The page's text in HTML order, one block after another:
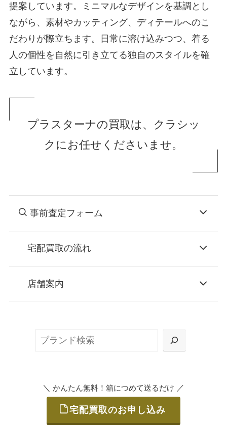
提案しています。ミニマルなデザインを基調とし
ながら、素材やカッティング、ディテールへのこ
だわりが際立ちます。日常に溶け込みつつ、着る
人の個性を自然に引き立てる独自のスタイルを確
立しています。
プラスターナの買取は、クラシッ
クにお任せくださいませ。
事前査定フォーム
宅配買取の流れ
お申込み
または梱包材不要の「集荷申込」からお選び
ご発送
店舗案内
＼ かんたん無料！箱につめて送るだけ ／
宅配買取のお申し込み